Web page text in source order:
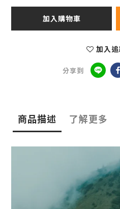
加入購物車
加入
分享到
商品描述 了解更多